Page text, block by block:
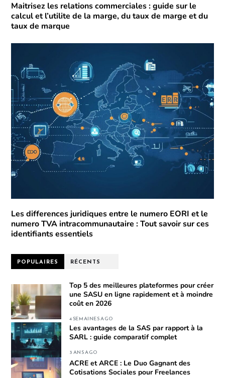
Maitrisez les relations commerciales : guide sur le
calcul et l’utilite de la marge, du taux de marge et du
taux de marque
Les differences juridiques entre le numero EORI et le
numero TVA intracommunautaire : Tout savoir sur ces
identifiants essentiels
POPULAIRES RÉCENTS
Top 5 des meilleures plateformes pour créer
une SASU en ligne rapidement et à moindre
coût en 2026
4 SEMAINES AGO
Les avantages de la SAS par rapport à la
SARL : guide comparatif complet
3 ANS AGO
ACRE et ARCE : Le Duo Gagnant des
Cotisations Sociales pour Freelances